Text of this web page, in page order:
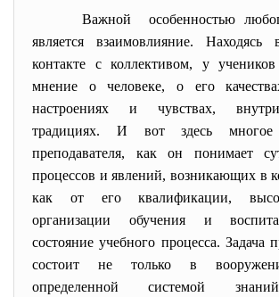
Важной особенностью
является взаимовлияние. Находясь
контакте с коллективом, у учеников
мнение о человеке, о его
настроениях и чувствах,
традициях. И вот здесь
преподавателя, как он понимает
процессов и явлений, возникающих в
как от его квалификации,
организации обучения и
состояние учебного процесса. Задача
состоит не только в
определенной системой